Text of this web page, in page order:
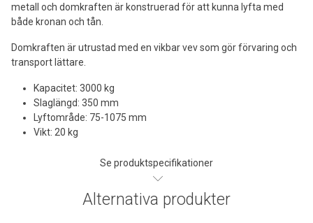
metall och domkraften är konstruerad för att kunna lyfta med
både kronan och tån.
Domkraften är utrustad med en vikbar vev som gör förvaring och
transport lättare.
Kapacitet: 3000 kg
Slaglängd: 350 mm
Lyftområde: 75-1075 mm
Vikt: 20 kg
Se produktspecifikationer
Alternativa produkter